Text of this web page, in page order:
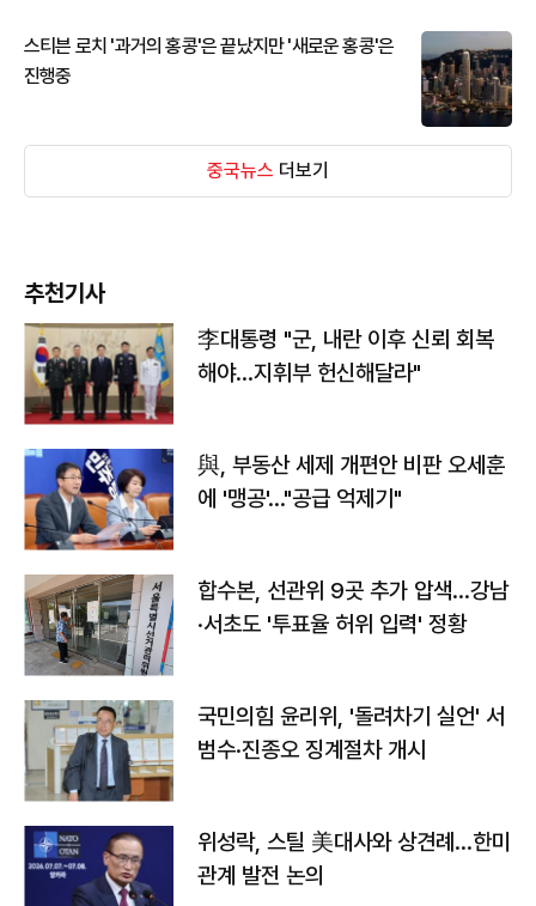
스티븐 로치 '과거의 홍콩'은 끝났지만 '새로운 홍콩'은
진행중
중국뉴스 더보기
추천기사
李대통령 "군, 내란 이후 신뢰 회복
해야…지휘부 헌신해달라"
與, 부동산 세제 개편안 비판 오세훈
에 '맹공'…"공급 억제기"
합수본, 선관위 9곳 추가 압색…강남
·서초도 '투표율 허위 입력' 정황
국민의힘 윤리위, '돌려차기 실언' 서
범수·진종오 징계절차 개시
위성락, 스틸 美대사와 상견례…한미
관계 발전 논의